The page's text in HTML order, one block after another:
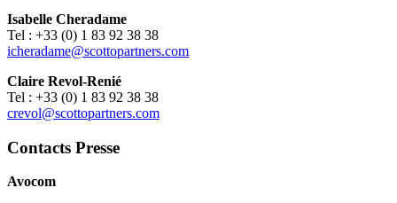
Isabelle Cheradame
Tel : +33 (0) 1 83 92 38 38
icheradame@scottopartners.com
Claire Revol-Renié
Tel : +33 (0) 1 83 92 38 38
crevol@scottopartners.com
Contacts Presse
Avocom